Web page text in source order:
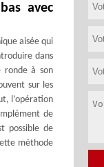
avec
aisée qui
dans
ronde à son
sur les
l’opération
de
possible de
méthode